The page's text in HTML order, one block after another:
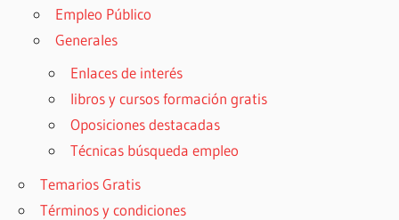
Empleo Público
Generales
Enlaces de interés
libros y cursos formación gratis
Oposiciones destacadas
Técnicas búsqueda empleo
Temarios Gratis
Términos y condiciones